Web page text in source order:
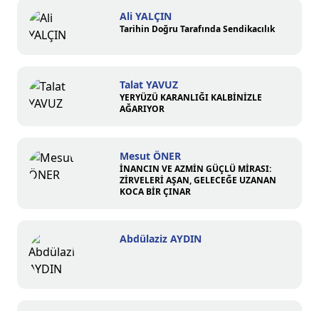
Ali YALÇIN
Tarihin Doğru Tarafında Sendikacılık
Talat YAVUZ
YERYÜZÜ KARANLIĞI KALBİNİZLE
AĞARIYOR
Mesut ÖNER
İNANCIN VE AZMİN GÜÇLÜ MİRASI:
ZİRVELERİ AŞAN, GELECEĞE UZANAN
KOCA BİR ÇINAR
Abdülaziz AYDIN